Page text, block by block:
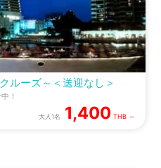
ルーズ～＜送迎なし＞
！
大人1名 1,400 THB ～